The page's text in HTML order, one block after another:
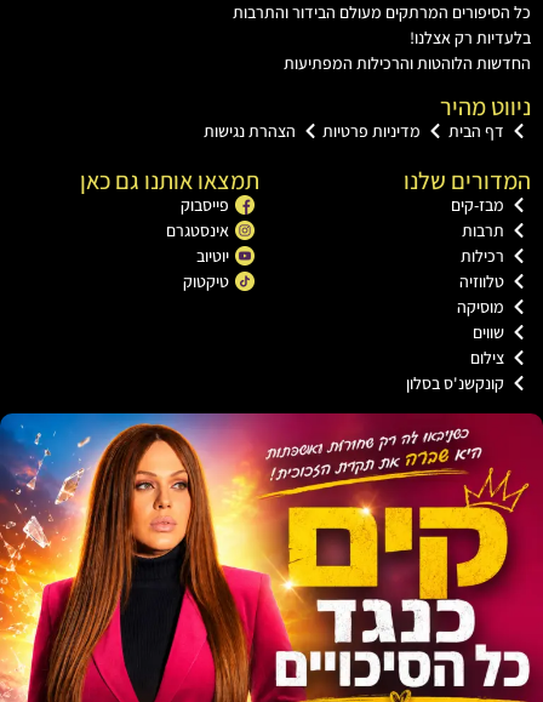
המרתקים מעולם הבידור והתרבות
רק אצלנו!
הלוהטות והרכילות המפתיעות
מהיר
הבית מדיניות פרטיות הצהרת נגישות
שלנו
קים
בסלון
תמצאו אותנו גם כאן
פייסבוק
אינסטגרם
יוטיוב
טיקטוק